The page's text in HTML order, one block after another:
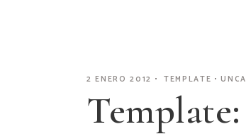
CAPILAR
CUERPO
2 ENERO 2012 TEMPLATE